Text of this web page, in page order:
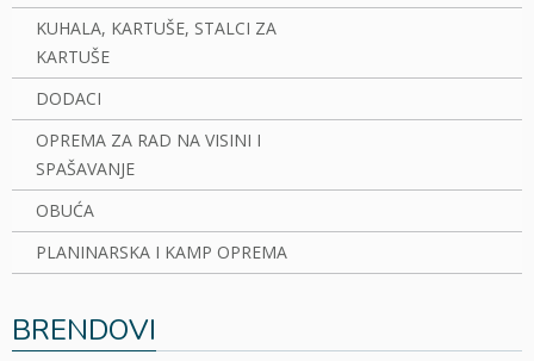
KUHALA, KARTUŠE, STALCI ZA
KARTUŠE
DODACI
OPREMA ZA RAD NA VISINI I
SPAŠAVANJE
OBUĆA
PLANINARSKA I KAMP OPREMA
BRENDOVI